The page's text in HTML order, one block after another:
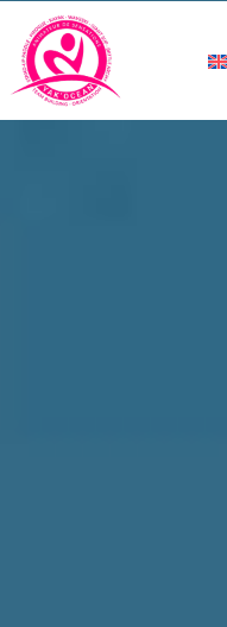
CONDITIONS